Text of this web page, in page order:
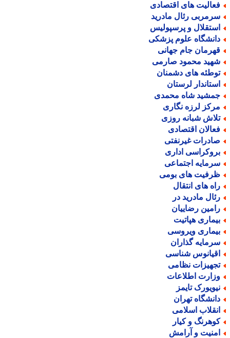
های اقتصادی
رئال مادرید
و پرسپولیس
علوم پزشکی
جام جهانی
محمود صارمی
های دشمنان
لرستان
شاه محمدی
لرزه نگاری
شبانه روزی
اقتصادی
غیرنفتی
اداری
اجتماعی
های بومی
های انتقال
مادرید در
رضاییان
هپاتیت
ویروسی
گذاران
شناسی
نظامی
اطلاعات
تایمز
تهران
اسلامی
و کیار
و آرامش